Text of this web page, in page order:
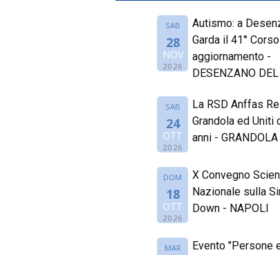
SAB
28
NOV
2026
Autismo: a
Garda il 41°
aggiornamento -
DESENZANO
SAB
24
OTT
2026
La RSD Anffas
Grandola ed Uniti
anni - GRANDOLA
DOM
18
OTT
2026
X Convegno
Nazionale sulla
Down - NAPOLI
MAR
Evento "Persone